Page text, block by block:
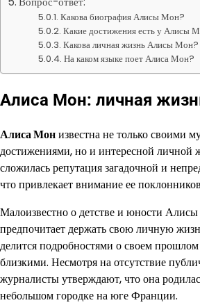
Какова биография Алисы Мон?
Какие достижения есть у Алисы
Какова личная жизнь Алисы Мон?
На каком языке поет Алиса Мон?
Алиса Мон: личная
Алиса Монизвестна не только своими
достижениями, но и интересной личной
сложилась репутация загадочной и
что привлекает внимание ее
Малоизвестно о детстве и юности
предпочитает держать свою личную
делится подробностями о своем
близкими. Несмотря на отсутствие
журналисты утверждают, что она
небольшом городке на юге Франции.